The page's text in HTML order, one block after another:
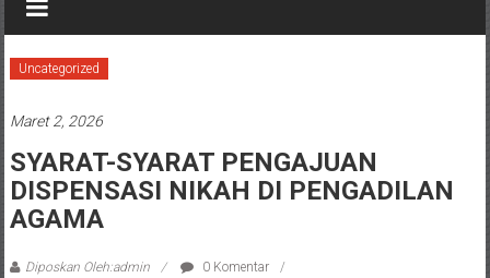
PENGACARA
GUSRIANTO
&
PARTNERS
Kantor
Pengacara
/
Uncategorized
Maret 2, 2026
SYARAT-SYARAT PENGAJUAN
DISPENSASI NIKAH DI PENGADILAN
AGAMA
Diposkan Oleh:admin
0 Komentar